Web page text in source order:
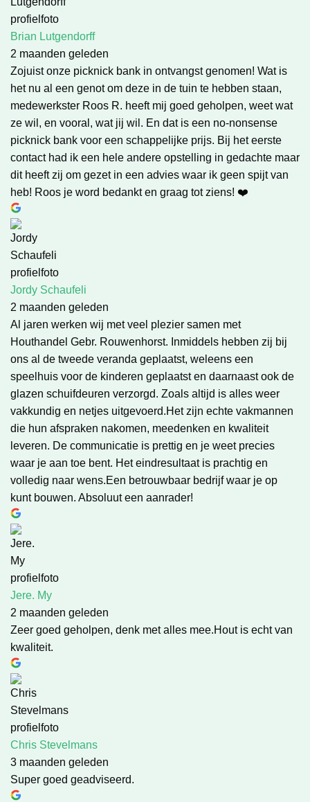
Brian Lutgendorff
2 maanden geleden
Zojuist onze picknick bank in ontvangst genomen! Wat is
het nu al een genot om deze in de tuin te hebben staan,
medewerkster Roos R. heeft mij goed geholpen, weet wat
ze wil, en vooral, wat jij wil. En dat is een no-nonsense
picknick bank voor een schappelijke prijs. Bij het eerste
contact had ik een hele andere opstelling in gedachte maar
dit heeft zij om gezet in een advies waar ik geen spijt van
heb! Roos je word bedankt en graag tot ziens! ❤️
Jordy Schaufeli
2 maanden geleden
Al jaren werken wij met veel plezier samen met
Houthandel Gebr. Rouwenhorst. Inmiddels hebben zij bij
ons al de tweede veranda geplaatst, weleens een
speelhuis voor de kinderen geplaatst en daarnaast ook de
glazen schuifdeuren verzorgd. Zoals altijd is alles weer
vakkundig en netjes uitgevoerd.Het zijn echte vakmannen
die hun afspraken nakomen, meedenken en kwaliteit
leveren. De communicatie is prettig en je weet precies
waar je aan toe bent. Het eindresultaat is prachtig en
volledig naar wens.Een betrouwbaar bedrijf waar je op
kunt bouwen. Absoluut een aanrader!
Jere. My
2 maanden geleden
Zeer goed geholpen, denk met alles mee.Hout is echt van
kwaliteit.
Chris Stevelmans
3 maanden geleden
Super goed geadviseerd.